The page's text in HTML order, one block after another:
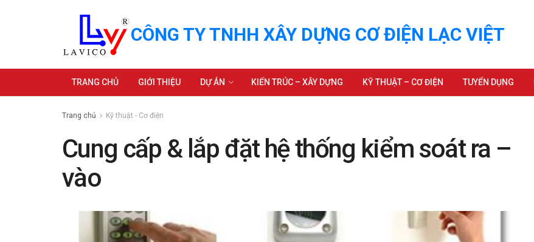
CÔNG TY TNHH XÂY DỰNG CƠ ĐIỆN LẠC VIỆT
TRANG CHỦ GIỚI THIỆU DỰ ÁN KIẾN TRÚC – XÂY DỰNG KỸ THUẬT – CƠ ĐIỆN TUYỂN DỤNG
Trang chủ Kỹ thuật - Cơ điện
Cung cấp & lắp đặt hệ thống kiểm soát ra –
vào